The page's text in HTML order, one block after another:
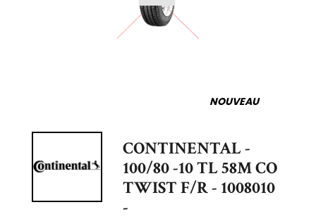
NOUVEAU
CONTINENTAL -
100/80 -10 TL 58M CO
TWIST F/R - 1008010
-